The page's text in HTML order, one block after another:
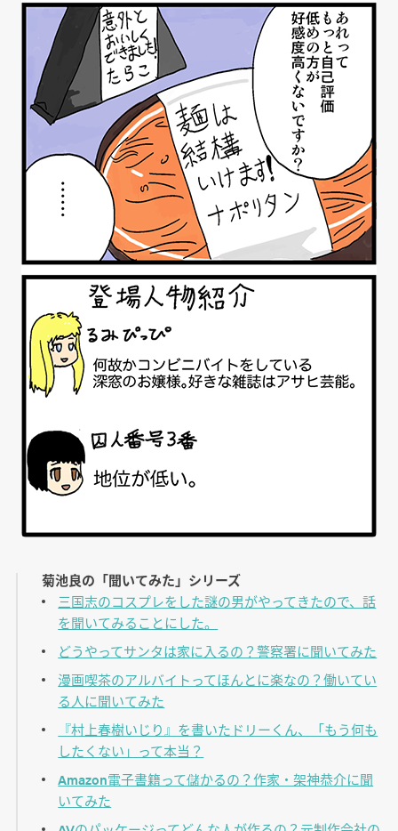
菊池良の「聞いてみた」シリーズ
三国志のコスプレをした謎の男がやってきたので、話
を聞いてみることにした。
どうやってサンタは家に入るの？警察署に聞いてみた
漫画喫茶のアルバイトってほんとに楽なの？働いてい
る人に聞いてみた
『村上春樹いじり』を書いたドリーくん、「もう何も
したくない」って本当？
Amazon電子書籍って儲かるの？作家・架神恭介に聞
いてみた